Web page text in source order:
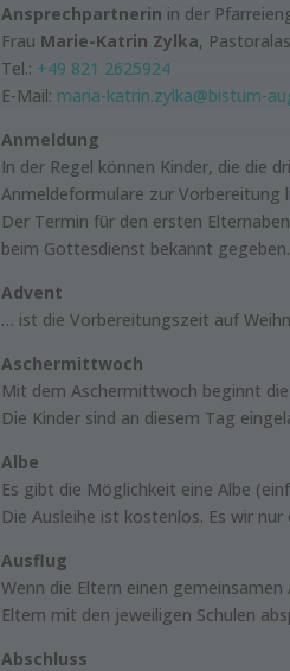
Ansprechpartnerin in der
Frau Marie-Katrin Zylka,
Tel.: +49 821 2625924
E-Mail: maria-katrin.zylka@bistum-
Anmeldung
In der Regel können Kinder, die die
Anmeldeformulare zur Vorbereitung
Der Termin für den ersten
beim Gottesdienst bekannt gegeben.
Advent
… ist die Vorbereitungszeit auf
Aschermittwoch
Mit dem Aschermittwoch beginnt
Die Kinder sind an diesem Tag
Albe
Es gibt die Möglichkeit eine Albe
Die Ausleihe ist kostenlos. Es wir
Ausflug
Wenn die Eltern einen
Eltern mit den jeweiligen Schulen
Abschluss